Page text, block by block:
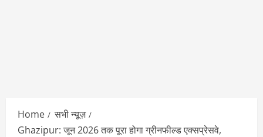
Home
सभी न्यूज़
Ghazipur: जून 2026 तक पूरा होगा ग्रीनफील्ड एक्सप्रेसवे,